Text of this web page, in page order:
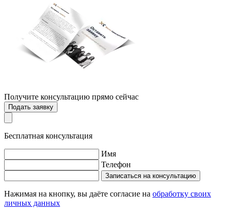
Получите консультацию прямо сейчас
Подать заявку
Бесплатная консультация
Имя
Телефон
Записаться на консультацию
Нажимая на кнопку, вы даёте согласие на обработку своих
личных данных